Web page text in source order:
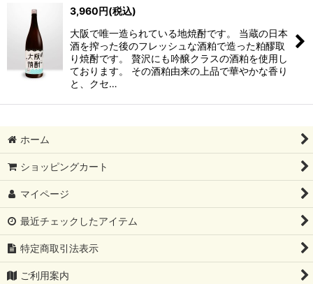
3,960円(税込)
大阪で唯一造られている地焼酎です。 当蔵の日本
酒を搾った後のフレッシュな酒粕で造った粕醪取
り焼酎です。 贅沢にも吟醸クラスの酒粕を使用し
ております。 その酒粕由来の上品で華やかな香り
と、クセ…
ホーム
ショッピングカート
マイページ
最近チェックしたアイテム
特定商取引法表示
ご利用案内